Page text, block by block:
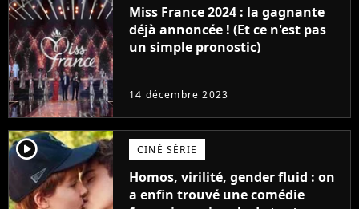
Miss France 2024 : la gagnante
déjà annoncée ! (Et ce n'est pas
un simple pronostic)
14 décembre 2023
player2 CINÉ SÉRIE
Homos, virilité, gender fluid : on
a enfin trouvé une comédie